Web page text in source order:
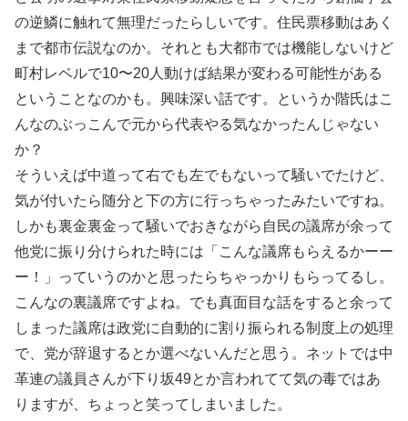
の逆鱗に触れて無理だったらしいです。住民票移動はあく
まで都市伝説なのか。それとも大都市では機能しないけど
町村レベルで10〜20人動けば結果が変わる可能性がある
ということなのかも。興味深い話です。というか階氏はこ
んなのぶっこんで元から代表やる気なかったんじゃない
か？
そういえば中道って右でも左でもないって騒いでたけど、
気が付いたら随分と下の方に行っちゃったみたいですね。
しかも裏金裏金って騒いでおきながら自民の議席が余って
他党に振り分けられた時には「こんな議席もらえるかーー
ー！」っていうのかと思ったらちゃっかりもらってるし。
こんなの裏議席ですよね。でも真面目な話をすると余って
しまった議席は政党に自動的に割り振られる制度上の処理
で、党が辞退するとか選べないんだと思う。ネットでは中
革連の議員さんが下り坂49とか言われてて気の毒ではあ
りますが、ちょっと笑ってしまいました。